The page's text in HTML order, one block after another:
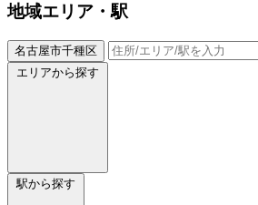
地域エリア・駅
名古屋市千種区
エリアから探す
駅から探す